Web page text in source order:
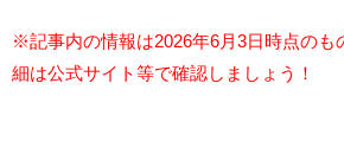
※記事内の情報は2026年6月3日時点のも
細は公式サイト等で確認しましょう！